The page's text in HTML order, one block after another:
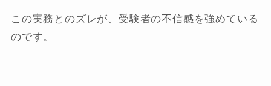
この実務とのズレが、受験者の不信感を強めている
のです。